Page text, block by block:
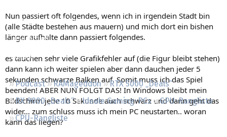
Neueste Aktivitäten
Leserartikel
Regeln
Podcast RAMageddon
RTX 5000 „Deals“
RX 9000 „Deals“
Ideale Gaming-PCs
GPU-Rangliste
CPU-Rangliste
Nun passiert oft folgendes, wenn ich in irgendein Stadt bin
(alle Städte bestehen aus mauern) und mich dort ein bishen
länger aufhalte dann passiert folgendes.
es tauchen sehr viele Grafikfehler auf (die Figur bleibt stehen)
dann kann ich weiter spielen aber dann dauchen jeder 5
sekunden schwarze Balken auf. Somit muss ich das Spiel
beenden! ABER NUN FOLGT DAS! In Windows bleibt mein
Bildschirm jede 10 Sekunde auch schwarz und dann geht das
wider... zum schluss muss ich mein PC neustarten.. woran
kann das liegen?